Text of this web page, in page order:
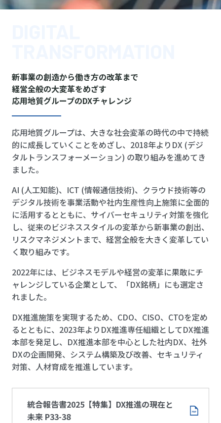
新事業の創造から働き方の改革まで
経営全般の大変革をめざす
応用地質グループのDXチャレンジ
応用地質グループは、大きな社会変革の時代の中で持続
的に成長していくことをめざし、2018年よりDX (デジ
タルトランスフォーメーション) の取り組みを進めてき
ました。
AI (人工知能)、ICT (情報通信技術)、クラウド技術等の
デジタル技術を事業活動や社内生産性向上施策に全面的
に活用するとともに、サイバーセキュリティ対策を強化
し、従来のビジネススタイルの変革から新事業の創出、
リスクマネジメントまで、経営全般を大きく変革してい
く取り組みです。
2022年には、ビジネスモデルや経営の変革に果敢にチ
ャレンジしている企業として、「DX銘柄」にも選定さ
れました。
DX推進施策を実現するため、CDO、CISO、CTOを定め
るとともに、2023年よりDX推進専任組織としてDX推進
本部を発足し、DX推進本部を中心とした社内DX、社外
DXの企画開発、システム構築及び改善、セキュリティ
対策、人材育成を推進しています。
統合報告書2025【特集】DX推進の現在と
未来 P33-38